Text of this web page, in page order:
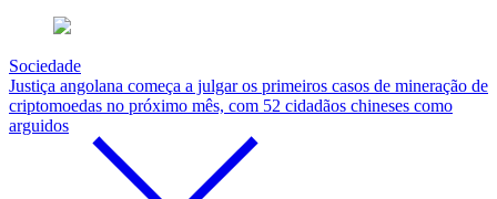
Sociedade
Justiça angolana começa a julgar os primeiros casos de mineração de
criptomoedas no próximo mês, com 52 cidadãos chineses como
arguidos